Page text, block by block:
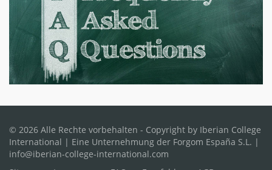
© 2026 Alle Rechte vorbehalten - Copyright by Iberian College
International | Eine Unternehmung der Forgom España S.L. |
info@iberian-college-international.com